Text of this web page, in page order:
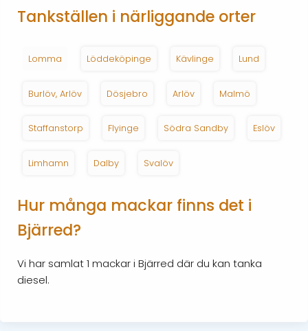
Tankställen i närliggande orter
Lomma Löddeköpinge Kävlinge Lund
Burlöv, Arlöv Dösjebro Arlöv Malmö
Staffanstorp Flyinge Södra Sandby Eslöv
Limhamn Dalby Svalöv
Hur många mackar finns det i
Bjärred?
Vi har samlat 1 mackar i Bjärred där du kan tanka
diesel.